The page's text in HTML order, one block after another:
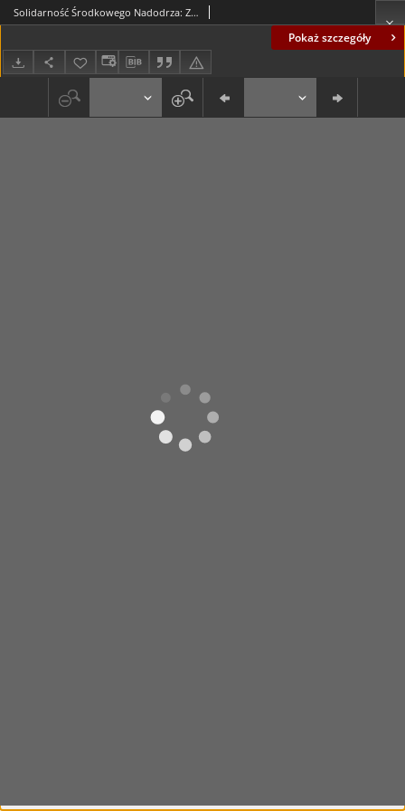
Pokaż szczegóły
Solidarność Środkowego Nadodrza: Zielona Góra, 18 lipiec 1981, nr 11